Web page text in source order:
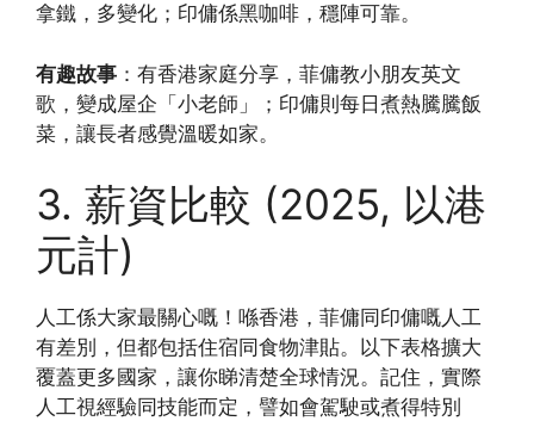
拿鐵，多變化；印傭係黑咖啡，穩陣可靠。
有趣故事 ：有香港家庭分享，菲傭教小朋友英文
歌，變成屋企「小老師」；印傭則每日煮熱騰騰飯
菜，讓長者感覺溫暖如家。
3. 薪資比較 (2025, 以港
元計)
人工係大家最關心嘅！喺香港，菲傭同印傭嘅人工
有差別，但都包括住宿同食物津貼。以下表格擴大
覆蓋更多國家，讓你睇清楚全球情況。記住，實際
人工視經驗同技能而定，譬如會駕駛或煮得特別